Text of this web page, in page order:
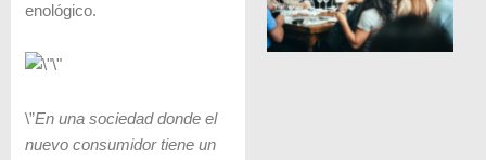
enológico.
\”En una sociedad donde el
nuevo consumidor tiene un